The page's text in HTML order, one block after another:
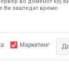
онлајн
производи во
или
на е-маил
Ви заштедат време.
Маркетинг